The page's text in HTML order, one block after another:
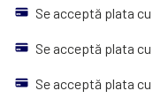
Se acceptă plata
Se acceptă plata
Se acceptă plata